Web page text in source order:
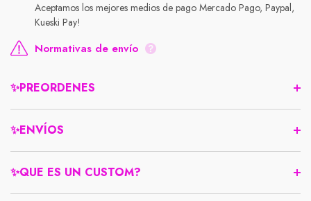
Aceptamos los mejores medios de pago Mercado Pago, Paypal,
Kueski Pay!
Normativas de envío
✨PREORDENES
✨ENVÍOS
✨QUE ES UN CUSTOM?